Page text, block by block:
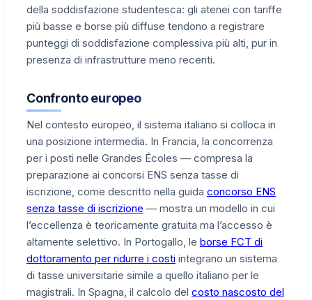
della soddisfazione studentesca: gli atenei con tariffe
più basse e borse più diffuse tendono a registrare
punteggi di soddisfazione complessiva più alti, pur in
presenza di infrastrutture meno recenti.
Confronto europeo
Nel contesto europeo, il sistema italiano si colloca in
una posizione intermedia. In Francia, la concorrenza
per i posti nelle Grandes Écoles — compresa la
preparazione ai concorsi ENS senza tasse di
iscrizione, come descritto nella guida concorso ENS
senza tasse di iscrizione — mostra un modello in cui
l’eccellenza è teoricamente gratuita ma l’accesso è
altamente selettivo. In Portogallo, le borse FCT di
dottoramento per ridurre i costi integrano un sistema
di tasse universitarie simile a quello italiano per le
magistrali. In Spagna, il calcolo del costo nascosto del